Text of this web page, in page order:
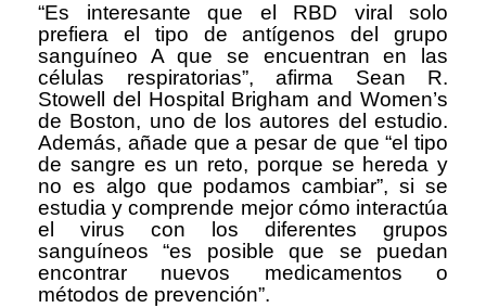
“Es interesante que el RBD viral solo
prefiera el tipo de antígenos del grupo
sanguíneo A que se encuentran en las
células respiratorias”, afirma Sean R.
Stowell del Hospital Brigham and Women’s
de Boston, uno de los autores del estudio.
Además, añade que a pesar de que “el tipo
de sangre es un reto, porque se hereda y
no es algo que podamos cambiar”, si se
estudia y comprende mejor cómo interactúa
el virus con los diferentes grupos
sanguíneos “es posible que se puedan
encontrar nuevos medicamentos o
métodos de prevención”.